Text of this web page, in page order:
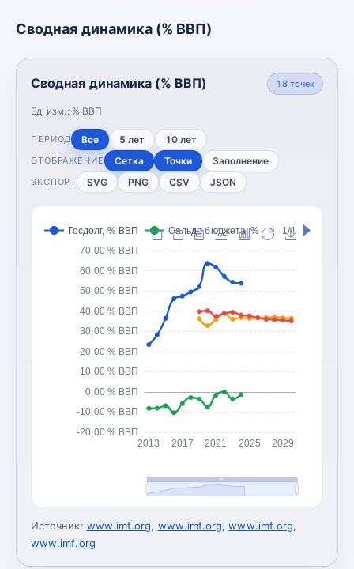
Сводная динамика (% ВВП)
Сводная динамика (% ВВП)
Ед. изм.: % ВВП
18точек
ПЕРИОД Все 5 лет 10 лет
ОТОБРАЖЕНИЕ Сетка Точки Заполнение
ЭКСПОРТ SVG PNG CSV JSON
-20,00 % ВВП
-10,00 % ВВП
0,00 % ВВП
10,00 % ВВП
20,00 % ВВП
30,00 % ВВП
40,00 % ВВП
50,00 % ВВП
60,00 % ВВП
70,00 % ВВП
2013 2017 2021 2025 2029
Госдолг, % ВВП Сальдо бюджета, % ВВП 1/4
Источник: www.imf.org, www.imf.org,www.imf.org,
www.imf.org